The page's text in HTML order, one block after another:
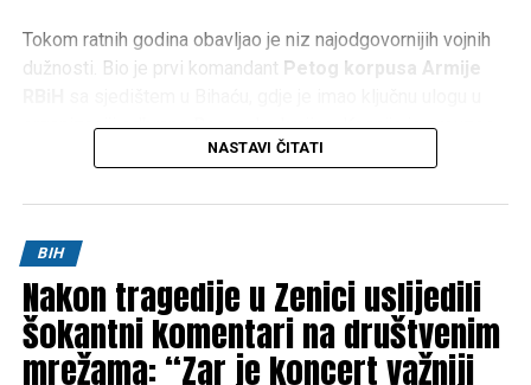
Tokom ratnih godina obavljao je niz najodgovornijih vojnih
dužnosti. Bio je prvi komandant Petog korpusa Armije
organizaciji odbrane Bosanske krajine. Kasnije je preuzeo
Četvrtim korpusom Armije RBiH
politička pitanja Generalštaba Armije RBiH.
Za doprinos u odbrani Bosne i Hercegovine odlikovan je
brojnim vojnim i državnim priznanjima te je ostao upamćen
kao jedan od ključnih stratega u organizaciji i razvoju Armije
Republike Bosne i Hercegovine.
NASTAVI ČITATI
BIH
Nakon tragedije u Zenici uslijedili
šokantni komentari na društvenim
mrežama: “Zar je koncert važniji